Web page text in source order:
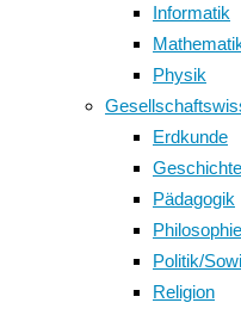
Informatik
Physik
Erdkunde
Geschichte
Pädagogik
Philosophie
Politik/Sowi
Religion